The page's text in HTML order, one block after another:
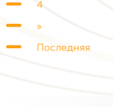
4
»
Последняя